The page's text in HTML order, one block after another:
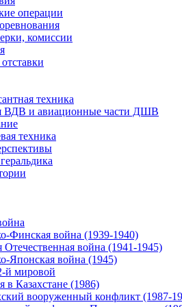
операции
комиссии
техника
ВДВ и авиационные части ДШВ
техника
Финская война (1939-1940)
Отечественная война (1941-1945)
Японская война (1945)
й мировой
в Казахстане (1986)
вооруженный конфликт (1987-